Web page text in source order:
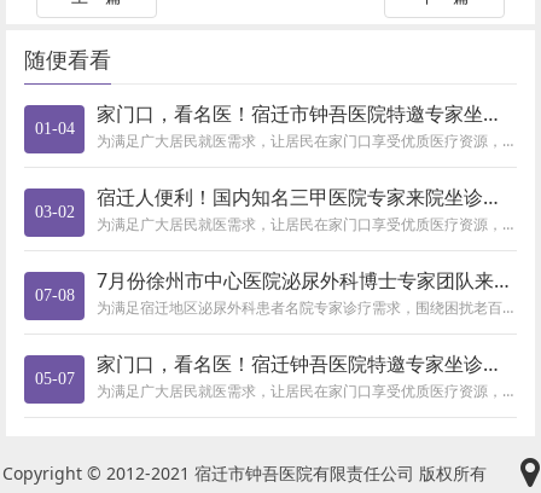
随便看看
01-04
家门口，看名医！宿迁市钟吾医院特邀专家坐诊时间表（1月6日-
为满足广大居民就医需求，让居民在家门口享受优质医疗资源，市钟吾医院定期邀请省内外知名专家来院坐诊，有需要的市民朋友可通过...
03-02
宿迁人便利！国内知名三甲医院专家来院坐诊，快预约（3月2日-
为满足广大居民就医需求，让居民在家门口享受优质医疗资源，市钟吾医院定期邀请省内外知名专家来院坐诊，有需要的市民朋友可通过...
07-08
7月份徐州市中心医院泌尿外科博士专家团队来宿迁市钟吾医院会诊
为满足宿迁地区泌尿外科患者名院专家诊疗需求，围绕困扰老百姓的前列腺疾病、泌尿系结石、肿瘤、男科及生殖疾病等五大常见病，宿...
05-07
家门口，看名医！宿迁钟吾医院特邀专家坐诊时间表（5月12日-
为满足广大居民就医需求，让居民在家门口享受优质医疗资源，市钟吾医院定期邀请省内外知名专家来院坐诊，有需要的市民朋友可通过...
Copyright © 2012-2021 宿迁市钟吾医院有限责任公司 版权所有